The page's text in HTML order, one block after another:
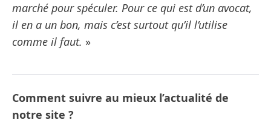
marché pour spéculer. Pour ce qui est d’un avocat,
il en a un bon, mais c’est surtout qu’il l’utilise
comme il faut. »
Comment suivre au mieux l’actualité de
notre site ?